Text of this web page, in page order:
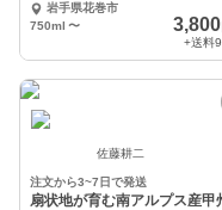
岩手県花巻市
750ml 〜 3,800
+送料
佐藤耕二
注文から3~7日で発送
扇状地が育む南アルプス産甲